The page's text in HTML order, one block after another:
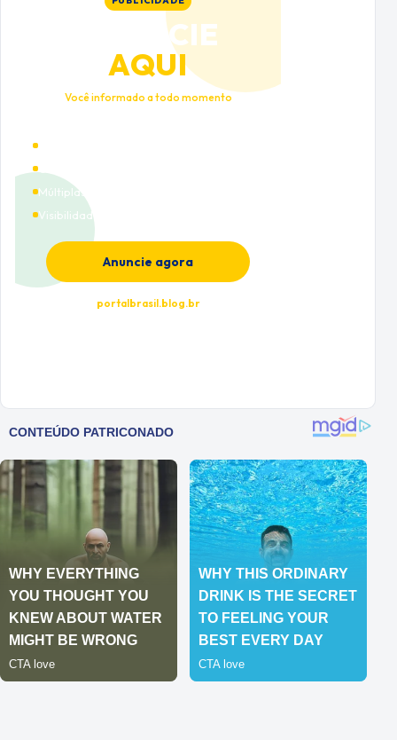
ANUNCIE
AQUI
Você informado a todo momento
Múltiplas categorias
Visibilidade premium
Anuncie agora
portalbrasil.blog.br